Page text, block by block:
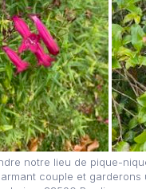
notre lieu de pique-
couple et